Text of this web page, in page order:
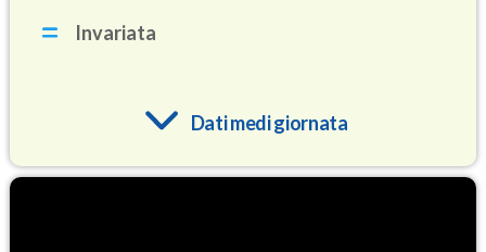
Invariata
Dati medi giornata